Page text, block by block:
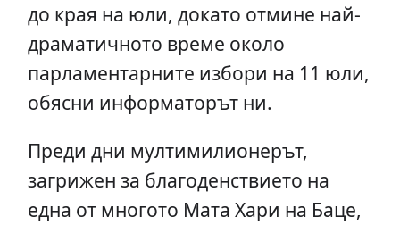
до края на юли, докато отмине най-
драматичното време около
парламентарните избори на 11 юли,
обясни информаторът ни.
Преди дни мултимилионерът,
загрижен за благоденствието на
една от многото Мата Хари на Баце,